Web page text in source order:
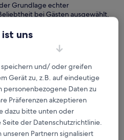
Grundlage echter
bei Gästen ausgewählt,
in puncto Komfort, Lage und
aktualisiert am
Alun Nganjuk by Sajiwa
uns
speichern und/ oder greifen
Gerät zu, z.B. auf eindeutige
personenbezogene Daten zu
Präferenzen akzeptieren
dazu bitte unten oder
der Datenschutzrichtlinie.
Partnern signalisiert